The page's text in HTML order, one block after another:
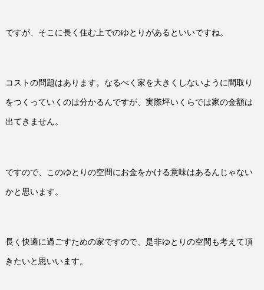
ですが、そこに長く住む上でのゆとりがあるといいですね。
コストの問題はあります。なるべく家を大きくしないように間取り
をつくっていくのは分かるんですが、実際坪いくらでは家の金額は
出てきません。
ですので、このゆとりの空間にお金をかける意味はあるんじゃない
かと思います。
長く快適に過ごすための家ですので、是非ゆとりの空間も考えて頂
きたいと思いいます。